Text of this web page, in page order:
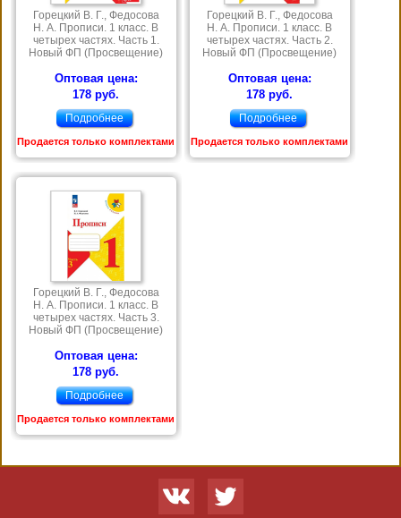
Горецкий В. Г., Федосова
Н. А. Прописи. 1 класс. В
четырех частях. Часть 1.
Новый ФП (Просвещение)
Оптовая цена:
178 руб.
Подробнее
Продается только комплектами
Горецкий В. Г., Федосова
Н. А. Прописи. 1 класс. В
четырех частях. Часть 2.
Новый ФП (Просвещение)
Оптовая цена:
178 руб.
Подробнее
Продается только комплектами
Горецкий В. Г., Федосова
Н. А. Прописи. 1 класс. В
четырех частях. Часть 3.
Новый ФП (Просвещение)
Оптовая цена:
178 руб.
Подробнее
Продается только комплектами